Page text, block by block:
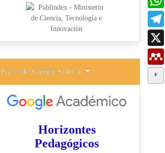
Perfil de Google Scholar